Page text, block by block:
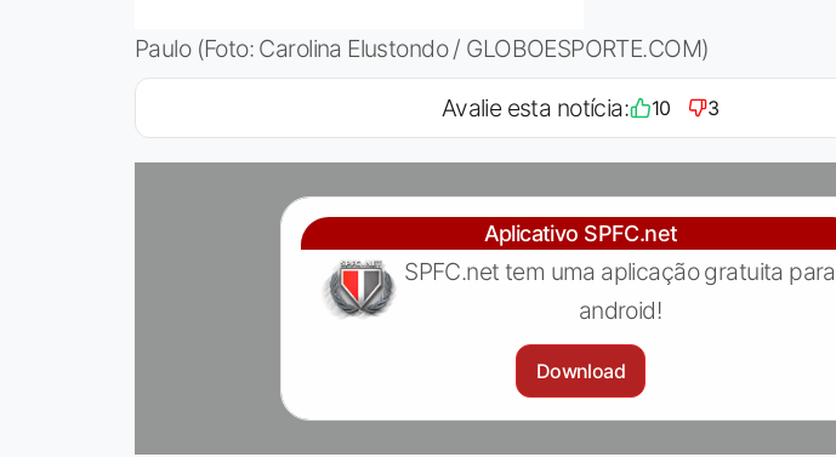
Paulo (Foto: Carolina Elustondo / GLOBOESPORTE.COM)
Avalie esta notícia: 10 3
Aplicativo SPFC.net
SPFC.net tem uma aplicação gratuita para
android!
Download